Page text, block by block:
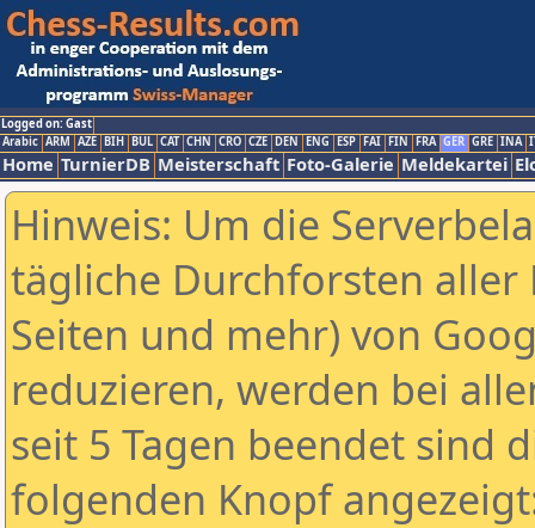
Logged on: Gast
Arabic ARM AZE BIH BUL CAT CHN CRO CZE DEN ENG ESP FAI FIN FRA GER GRE INA
Home TurnierDB Meisterschaft Foto-Galerie Meldekartei
Hinweis: Um die
tägliche Durchforsten aller
Seiten und mehr) von
reduzieren, werden bei
seit 5 Tagen beendet sind
folgenden Knopf